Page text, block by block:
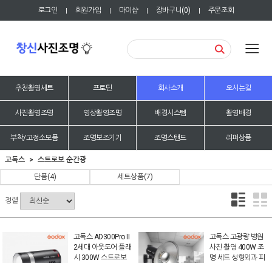
로그인 | 회원가입 | 마이샵 | 장바구니(0) | 주문조회
추천촬영세트 프로딘 회사소개 오시는길
사진촬영조명 영상촬영조명 배경시스템 촬영배경
부착/고정소모품 조명보조기기 조명스탠드 리퍼상품
고독스
스트로보 순간광
단품(4) 세트상품(7)
정렬
고독스 AD300Pro II
2세대 아웃도어 플래
시 300W 스트로보
고독스 고광량 병원
사진 촬영 400W 조
명 세트 성형외과 피